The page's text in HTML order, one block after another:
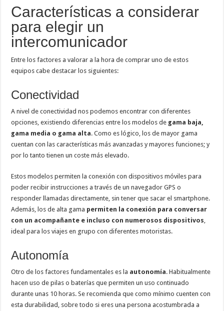
Características a considerar
para elegir un
intercomunicador
Entre los factores a valorar a la hora de comprar uno de estos
equipos cabe destacar los siguientes:
Conectividad
A nivel de conectividad nos podemos encontrar con diferentes
opciones, existiendo diferencias entre los modelos de gama baja,
gama media o gama alta. Como es lógico, los de mayor gama
cuentan con las características más avanzadas y mayores funciones; y
por lo tanto tienen un coste más elevado.
Estos modelos permiten la conexión con dispositivos móviles para
poder recibir instrucciones a través de un navegador GPS o
responder llamadas directamente, sin tener que sacar el smartphone.
Además, los de alta gama permiten la conexión para conversar
con un acompañante e incluso con numerosos dispositivos
ideal para los viajes en grupo con diferentes motoristas.
Autonomía
Otro de los factores fundamentales es la autonomía. Habitualmente
hacen uso de pilas o baterías que permiten un uso continuado
durante unas 10 horas. Se recomienda que como mínimo cuenten con
esta durabilidad, sobre todo si eres una persona acostumbrada a